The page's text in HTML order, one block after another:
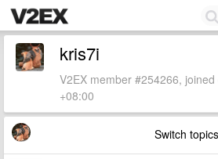
kris7i
V2EX member #254266,
+08:00
Switch